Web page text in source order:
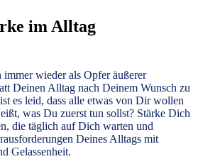
im Alltag
wieder als Opfer äußerer
Deinen Alltag nach Deinem Wunsch zu
es leid, dass alle etwas von Dir wollen
was Du zuerst tun sollst? Stärke Dich
die täglich auf Dich warten und
Deines Alltags mit
Gelassenheit.